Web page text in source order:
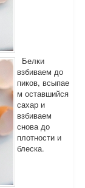
Белки
взбиваем до
пиков, всыпае
м оставшийся
сахар и
взбиваем
снова до
плотности и
блеска.